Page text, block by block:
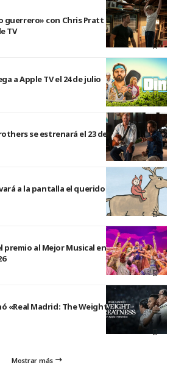
guerrero» con Chris Pratt
TV
a Apple TV el 24 de julio
se estrenará el 23 de septiembre
a la pantalla el querido libro infantil
premio al Mejor Musical en la 79.ª edición
«Real Madrid: The Weight of
Mostrar más